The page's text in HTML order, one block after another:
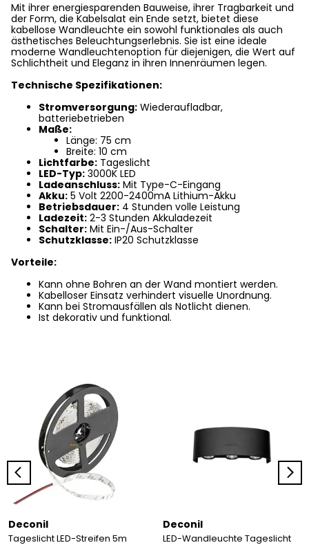
Mit ihrer energiesparenden Bauweise, ihrer Tragbarkeit und
der Form, die Kabelsalat ein Ende setzt, bietet diese
kabellose Wandleuchte ein sowohl funktionales als auch
ästhetisches Beleuchtungserlebnis. Sie ist eine ideale
moderne Wandleuchtenoption für diejenigen, die Wert auf
Schlichtheit und Eleganz in ihren Innenräumen legen.
Technische Spezifikationen:
Stromversorgung: Wiederaufladbar,
batteriebetrieben
Maße:
Länge: 75 cm
Breite: 10 cm
Lichtfarbe: Tageslicht
LED-Typ: 3000K LED
Ladeanschluss: Mit Type-C-Eingang
Akku: 5 Volt 2200-2400mA Lithium-Akku
Betriebsdauer: 4 Stunden volle Leistung
Ladezeit: 2-3 Stunden Akkuladezeit
Schalter: Mit Ein-/Aus-Schalter
Schutzklasse: IP20 Schutzklasse
Vorteile:
Kann ohne Bohren an der Wand montiert werden.
Kabelloser Einsatz verhindert visuelle Unordnung.
Kann bei Stromausfällen als Notlicht dienen.
Ist dekorativ und funktional.
Deconil
Tageslicht LED-Streifen 5m
Deconil
LED-Wandleuchte Tageslicht